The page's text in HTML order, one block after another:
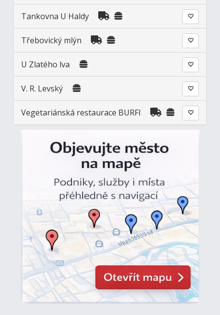
Tankovna U Haldy
Třebovický mlýn
U Zlatého lva
V. R. Levský
Vegetariánská restaurace BURFI